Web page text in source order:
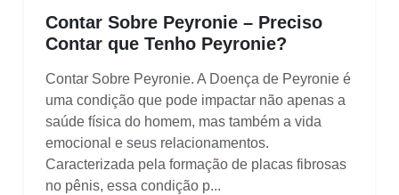
Contar Sobre Peyronie – Preciso
Contar que Tenho Peyronie?
Contar Sobre Peyronie. A Doença de Peyronie é
uma condição que pode impactar não apenas a
saúde física do homem, mas também a vida
emocional e seus relacionamentos.
Caracterizada pela formação de placas fibrosas
no pênis, essa condição p...